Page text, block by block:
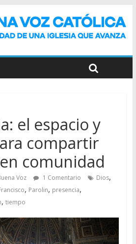
el espacio y
compartir
comunidad
Voz 1 Comentario Dios,
, Parolin, presencia,
, tiempo